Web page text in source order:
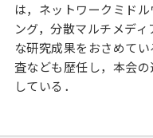
は，ネットワークミド
ング，分散マルチメデ
な研究成果をおさめて
査なども歴任し，本会
している．